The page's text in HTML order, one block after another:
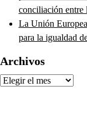
conciliación
La Unión
para la igualdad
Archivos
Archivos